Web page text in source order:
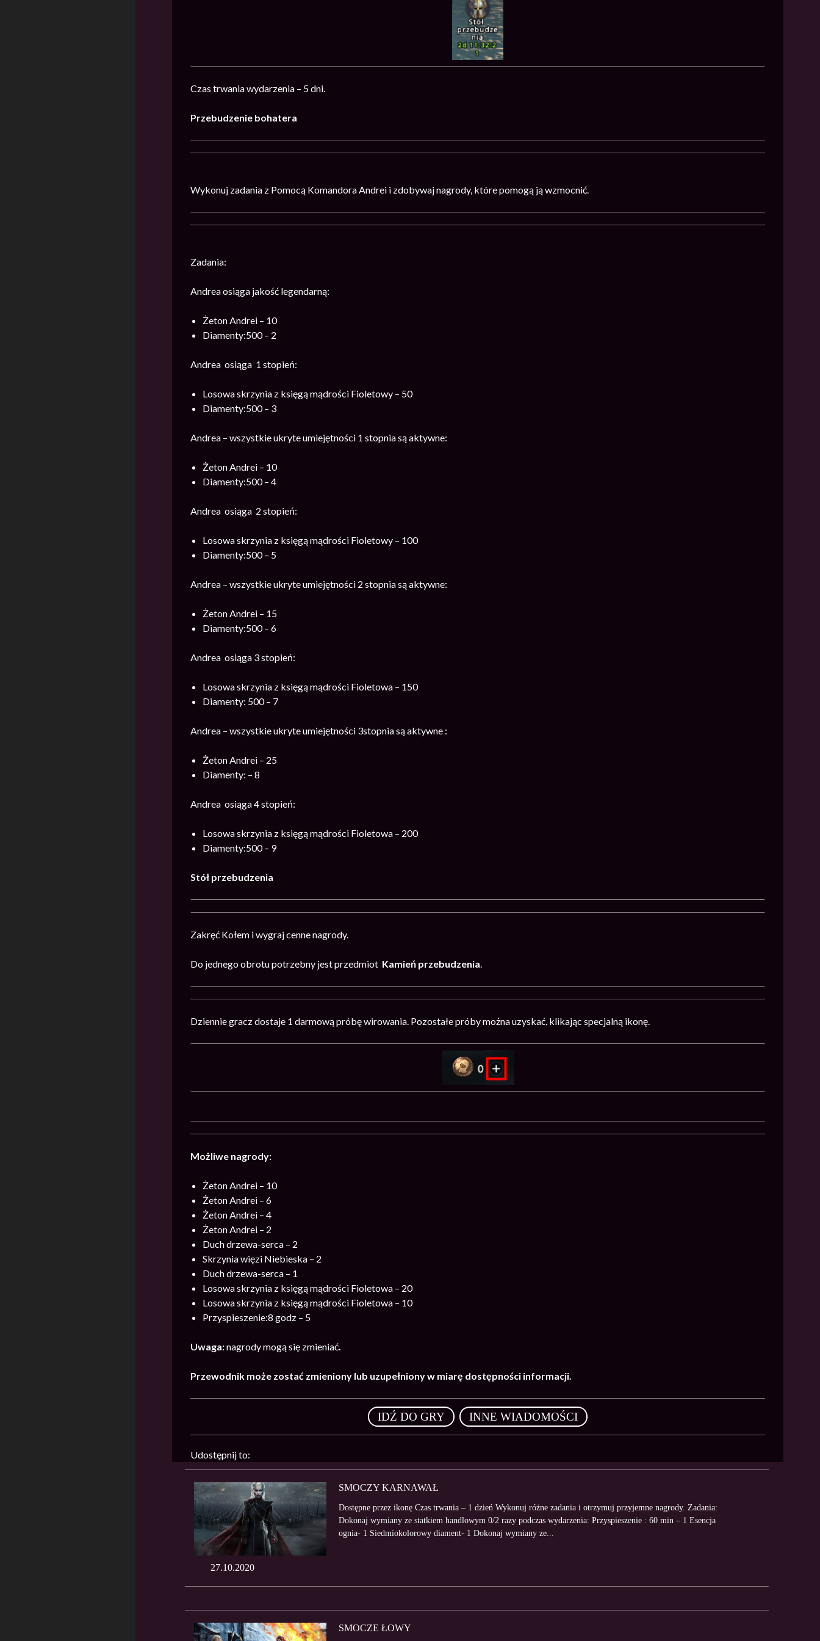
Czas trwania wydarzenia – 5 dni.
Przebudzenie bohatera
Wykonuj zadania z Pomocą Komandora Andrei i zdobywaj nagrody, które pomogą ją wzmocnić.
Zadania:
Andrea osiąga jakość legendarną:
Żeton Andrei – 10
Diamenty:500 – 2
Andrea osiąga 1 stopień:
Losowa skrzynia z księgą mądrości Fioletowy – 50
Diamenty:500 – 3
Andrea – wszystkie ukryte umiejętności 1 stopnia są aktywne:
Żeton Andrei – 10
Diamenty:500 – 4
Andrea osiąga 2 stopień:
Losowa skrzynia z księgą mądrości Fioletowy – 100
Diamenty:500 – 5
Andrea – wszystkie ukryte umiejętności 2 stopnia są aktywne:
Żeton Andrei – 15
Diamenty:500 – 6
Andrea osiąga 3 stopień:
Losowa skrzynia z księgą mądrości Fioletowa – 150
Diamenty: 500 – 7
Andrea – wszystkie ukryte umiejętności 3stopnia są aktywne :
Żeton Andrei – 25
Diamenty: – 8
Andrea osiąga 4 stopień:
Losowa skrzynia z księgą mądrości Fioletowa – 200
Diamenty:500 – 9
Stół przebudzenia
Zakręć Kołem i wygraj cenne nagrody.
Do jednego obrotu potrzebny jest przedmiot Kamień przebudzenia
Dziennie gracz dostaje 1 darmową próbę wirowania. Pozostałe próby można uzyskać, klikając specjalną ikonę.
Możliwe nagrody:
Żeton Andrei – 10
Żeton Andrei – 6
Żeton Andrei – 4
Żeton Andrei – 2
Duch drzewa-serca – 2
Skrzynia więzi Niebieska – 2
Duch drzewa-serca – 1
Losowa skrzynia z księgą mądrości Fioletowa – 20
Losowa skrzynia z księgą mądrości Fioletowa – 10
Przyspieszenie:8 godz – 5
Uwaga:nagrody mogą się zmieniać
Przewodnik może zostać zmieniony lub uzupełniony w miarę dostępności informacji.
IDŹ DO GRY INNE WIADOMOŚCI
Udostępnij to:
27.10.2020
SMOCZY KARNAWAŁ
Dostępne przez ikonę Czas trwania – 1 dzień Wykonuj różne zadania i otrzymuj przyjemne nagrody. Zadania:
Dokonaj wymiany ze statkiem handlowym 0/2 razy podczas wydarzenia: Przyspieszenie : 60 min – 1 Esencja
ognia- 1 Siedmiokolorowy diament- 1 Dokonaj wymiany ze...
SMOCZE ŁOWY